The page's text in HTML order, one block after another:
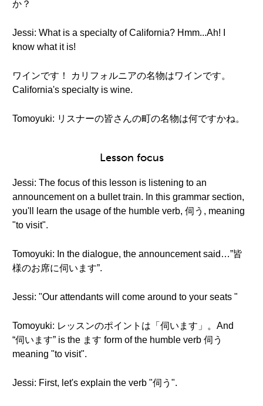
か？
Jessi: What is a specialty of California? Hmm...Ah! I
know what it is!
ワインです！ カリフォルニアの名物はワインです。
California's specialty is wine.
Tomoyuki: リスナーの皆さんの町の名物は何ですかね。
Lesson focus
Jessi: The focus of this lesson is listening to an
announcement on a bullet train. In this grammar section,
you'll learn the usage of the humble verb, 伺う, meaning
"to visit".
Tomoyuki: In the dialogue, the announcement said…”皆
様のお席に伺います”.
Jessi: "Our attendants will come around to your seats "
Tomoyuki: レッスンのポイントは「伺います」。And
“伺います” is the ます form of the humble verb 伺う
meaning "to visit".
Jessi: First, let's explain the verb "伺う".